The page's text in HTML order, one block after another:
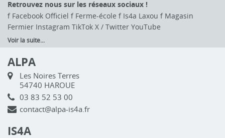
Retrouvez nous sur les réseaux sociaux !
f Facebook Officiel f Ferme-école f Is4a Laxou f Magasin
Fermier Instagram TikTok X / Twitter YouTube
Voir la suite...
ALPA
Les Noires Terres
54740 HAROUE
03 83 52 53 00
contact@alpa-is4a.fr
IS4A